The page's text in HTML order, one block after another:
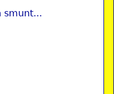
smunt...